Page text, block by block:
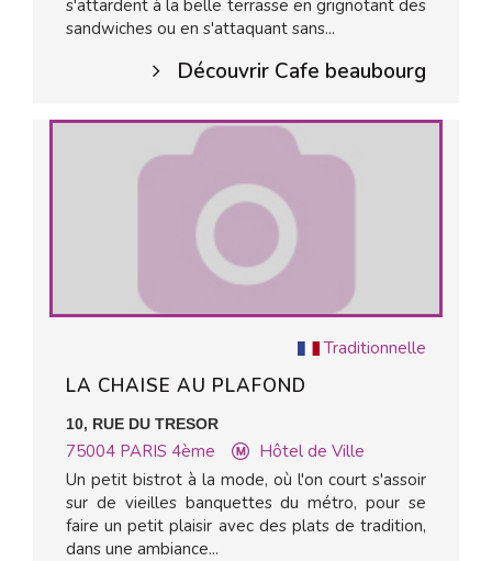
s'attardent à la belle terrasse en grignotant des
sandwiches ou en s'attaquant sans...
Découvrir Cafe beaubourg
Traditionnelle
LA CHAISE AU PLAFOND
10, RUE DU TRESOR
75004 PARIS 4ème
Hôtel de Ville
Un petit bistrot à la mode, où l'on court s'assoir
sur de vieilles banquettes du métro, pour se
faire un petit plaisir avec des plats de tradition,
dans une ambiance...